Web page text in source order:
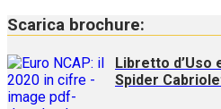
Scarica brochure:
Libretto d’Uso
Spider